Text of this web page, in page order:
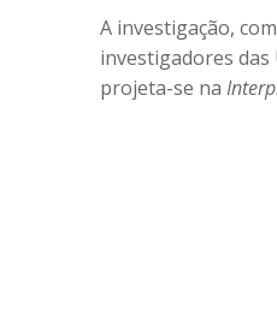
A investigação,
investigadores das
projeta-se na